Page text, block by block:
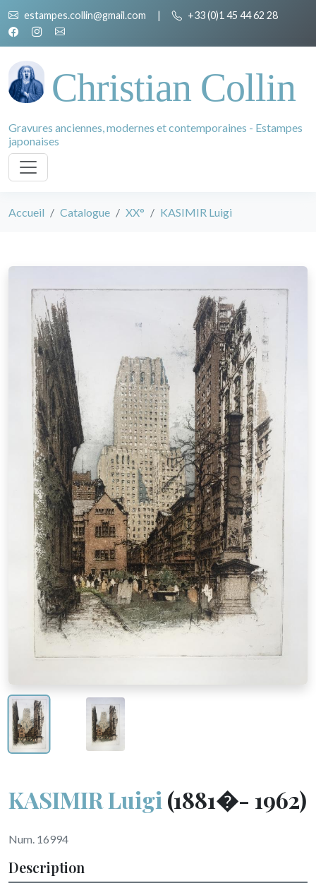
estampes.collin@gmail.com | +33 (0)1 45 44 62 28
Christian Collin
Gravures anciennes, modernes et contemporaines - Estampes
japonaises
Accueil Catalogue XX° KASIMIR Luigi
KASIMIR Luigi (1881�- 1962)
Num. 16994
Description